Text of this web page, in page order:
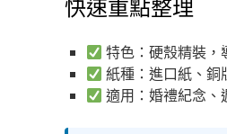
快速重點整理
特色：硬殼精裝，
紙種：進口紙、銅
適用：婚禮紀念、